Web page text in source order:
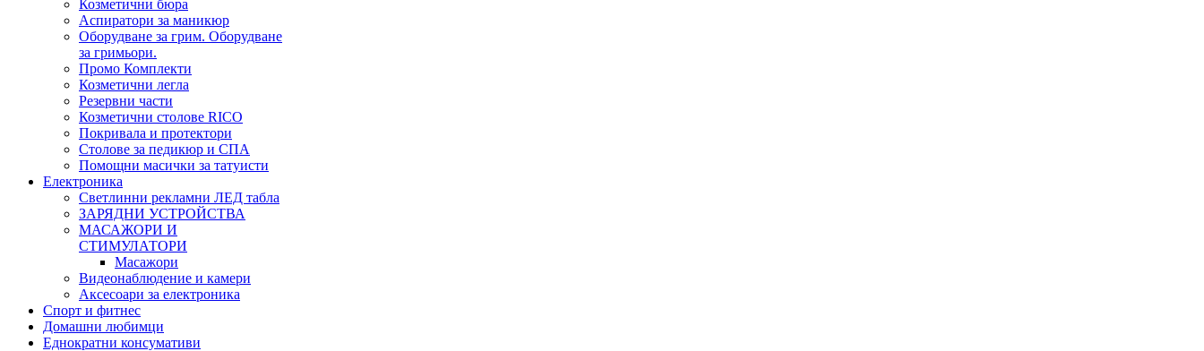
Козметични бюра
Аспиратори за маникюр
Оборудване за грим. Оборудване
за гримьори.
Промо Комплекти
Козметични легла
Резервни части
Козметични столове RICO
Покривала и протектори
Столове за педикюр и СПА
Помощни масички за татуисти
Електроника
Светлинни рекламни ЛЕД табла
ЗАРЯДНИ УСТРОЙСТВА
МАСАЖОРИ И
СТИМУЛАТОРИ
Масажори
Видеонаблюдение и камери
Аксесоари за електроника
Спорт и фитнес
Домашни любимци
Еднократни консумативи